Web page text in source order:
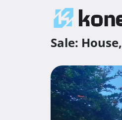
Sale: House,